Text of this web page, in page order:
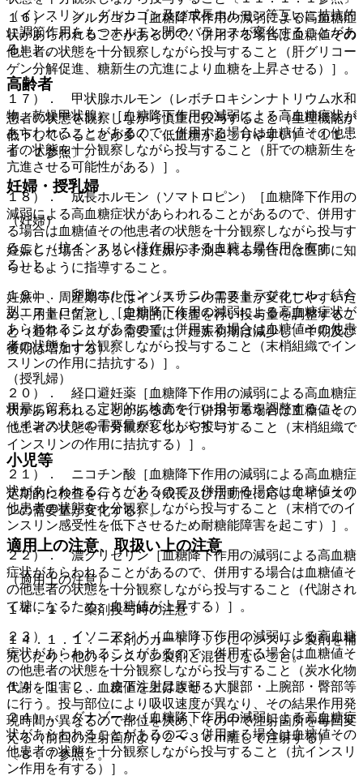
（インスリン、グルカゴン及び成長ホルモン等互いに拮抗的
に調節作用をもつホルモン間のバランスが変化することがあ
る）］。
高齢者
患者の状態を観察しながら慎重に投与すること（生理機能が
低下していることが多く、低血糖が起こりやすい）〔１１．
１．１参照〕。
妊婦・授乳婦
（妊婦）
妊娠した場合、あるいは妊娠が予測される場合には医師に知
らせるように指導すること。
妊娠中、周産期等にはインスリンの需要量が変化しやすいた
め、用量に留意し、定期的に検査を行い投与量を調整するこ
と（通常インスリン需要量は、妊娠初期は減少し、中期及び
後期は増加する）。
（授乳婦）
用量に留意し、定期的に検査を行い投与量を調整すること
（インスリンの需要量が変化しやすい）。
小児等
定期的に検査を行うこと（成長及び活動性に応じてインスリ
ンの需要量が変化する）。
適用上の注意、取扱い上の注意
（適用上の注意）
１４．１． 薬剤投与時の注意
１４．１．１． 本剤のカートリッジにインスリン製剤を補
充したり、他のインスリン製剤と混合しないこと。
１４．１．２． 皮下注射は腹部・大腿部・上腕部・臀部等
に行う。投与部位により吸収速度が異なり、その結果作用発
現時間が異なるので部位を決め、その中で注射箇所を毎回変
える（前回の注射箇所より２〜３ｃｍ離して注射する）
〔８．７参照〕。
１６）． グルカゴン［血糖降下作用の減弱による高血糖症
状があらわれることがあるので、併用する場合は血糖値その
他患者の状態を十分観察しながら投与すること（肝グリコー
ゲン分解促進、糖新生の亢進により血糖を上昇させる）］。
１７）． 甲状腺ホルモン（レボチロキシンナトリウム水和
物、乾燥甲状腺）［血糖降下作用の減弱による高血糖症状が
あらわれることがあるので、併用する場合は血糖値その他患
者の状態を十分観察しながら投与すること（肝での糖新生を
亢進させる可能性がある）］。
１８）． 成長ホルモン（ソマトロピン）［血糖降下作用の
減弱による高血糖症状があらわれることがあるので、併用す
る場合は血糖値その他患者の状態を十分観察しながら投与す
ること（抗インスリン様作用による血糖上昇作用を有す
る）］。
１９）． 卵胞ホルモン（エチニルエストラジオール、結合
型エストロゲン）［血糖降下作用の減弱による高血糖症状が
あらわれることがあるので、併用する場合は血糖値その他患
者の状態を十分観察しながら投与すること（末梢組織でイン
スリンの作用に拮抗する）］。
２０）． 経口避妊薬［血糖降下作用の減弱による高血糖症
状があらわれることがあるので、併用する場合は血糖値その
他患者の状態を十分観察しながら投与すること（末梢組織で
インスリンの作用に拮抗する）］。
２１）． ニコチン酸［血糖降下作用の減弱による高血糖症
状があらわれることがあるので、併用する場合は血糖値その
他患者の状態を十分観察しながら投与すること（末梢でのイ
ンスリン感受性を低下させるため耐糖能障害を起こす）］。
２２）． 濃グリセリン［血糖降下作用の減弱による高血糖
症状があらわれることがあるので、併用する場合は血糖値そ
の他患者の状態を十分観察しながら投与すること（代謝され
て糖になるため、血糖値が上昇する）］。
２３）． イソニアジド［血糖降下作用の減弱による高血糖
症状があらわれることがあるので、併用する場合は血糖値そ
の他患者の状態を十分観察しながら投与すること（炭水化物
代謝を阻害し、血糖値を上昇させる）］。
２４）． ダナゾール［血糖降下作用の減弱による高血糖症
状があらわれることがあるので、併用する場合は血糖値その
他患者の状態を十分観察しながら投与すること（抗インスリ
ン作用を有する）］。